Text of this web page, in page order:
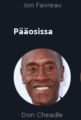
Jon Favreau
Pääosissa
Don Cheadle